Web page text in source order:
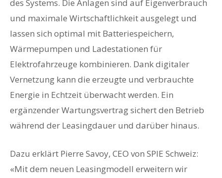
des Systems. Die Anlagen sind auf Eigenverbrauch
und maximale Wirtschaftlichkeit ausgelegt und
lassen sich optimal mit Batteriespeichern,
Wärmepumpen und Ladestationen für
Elektrofahrzeuge kombinieren. Dank digitaler
Vernetzung kann die erzeugte und verbrauchte
Energie in Echtzeit überwacht werden. Ein
ergänzender Wartungsvertrag sichert den Betrieb
während der Leasingdauer und darüber hinaus.
Dazu erklärt Pierre Savoy, CEO von SPIE Schweiz:
«Mit dem neuen Leasingmodell erweitern wir